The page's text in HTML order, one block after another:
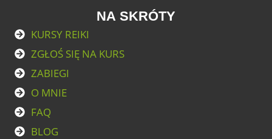
NA SKRÓTY
KURSY REIKI
ZGŁOŚ SIĘ NA KURS
ZABIEGI
O MNIE
FAQ
BLOG